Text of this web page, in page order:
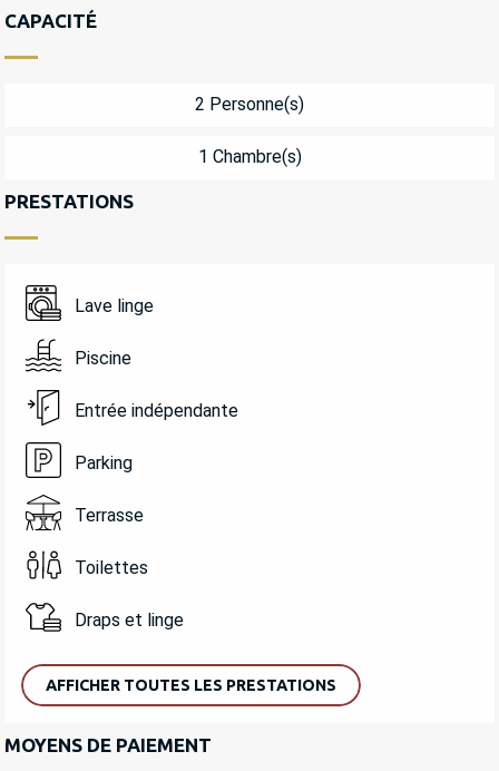
CAPACITÉ
2 Personne(s)
1 Chambre(s)
PRESTATIONS
Lave linge
Piscine
Entrée indépendante
Parking
Terrasse
Toilettes
Draps et linge
AFFICHER TOUTES LES PRESTATIONS
MOYENS DE PAIEMENT